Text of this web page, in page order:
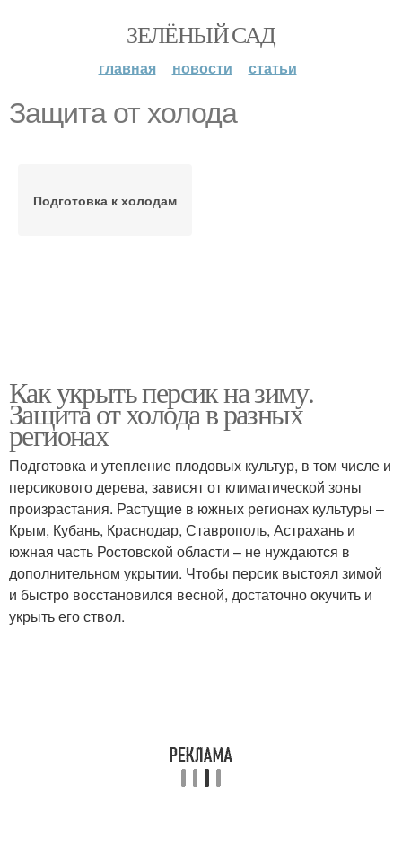
ЗЕЛЁНЫЙ САД
главная новости статьи
Защита от холода
Подготовка к холодам
Как укрыть персик на зиму.
Защита от холода в разных
регионах
Подготовка и утепление плодовых культур, в том числе и
персикового дерева, зависят от климатической зоны
произрастания. Растущие в южных регионах культуры –
Крым, Кубань, Краснодар, Ставрополь, Астрахань и
южная часть Ростовской области – не нуждаются в
дополнительном укрытии. Чтобы персик выстоял зимой
и быстро восстановился весной, достаточно окучить и
укрыть его ствол.